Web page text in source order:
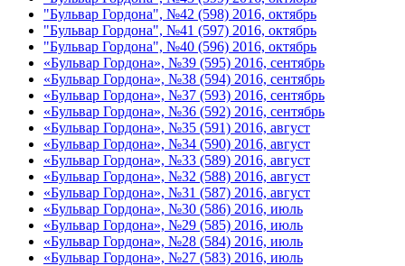
"Бульвар Гордона", №42 (598) 2016, октябрь
"Бульвар Гордона", №41 (597) 2016, октябрь
"Бульвар Гордона", №40 (596) 2016, октябрь
«Бульвар Гордона», №39 (595) 2016, сентябрь
«Бульвар Гордона», №38 (594) 2016, сентябрь
«Бульвар Гордона», №37 (593) 2016, сентябрь
«Бульвар Гордона», №36 (592) 2016, сентябрь
«Бульвар Гордона», №35 (591) 2016, август
«Бульвар Гордона», №34 (590) 2016, август
«Бульвар Гордона», №33 (589) 2016, август
«Бульвар Гордона», №32 (588) 2016, август
«Бульвар Гордона», №31 (587) 2016, август
«Бульвар Гордона», №30 (586) 2016, июль
«Бульвар Гордона», №29 (585) 2016, июль
«Бульвар Гордона», №28 (584) 2016, июль
«Бульвар Гордона», №27 (583) 2016, июль